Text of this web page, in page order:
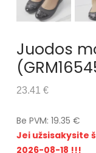
Juodos
23.41 €
Be PVM: 19.35 €
Jei užsisakysite
2026-08-18 !!!